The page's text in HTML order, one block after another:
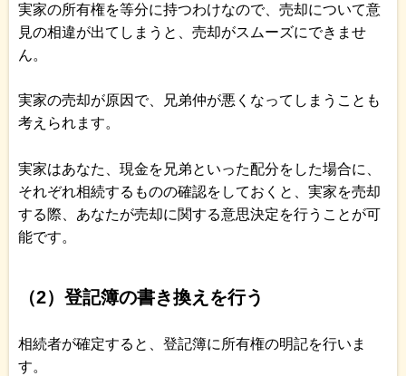
実家の所有権を等分に持つわけなので、売却について意
見の相違が出てしまうと、売却がスムーズにできませ
ん。
実家の売却が原因で、兄弟仲が悪くなってしまうことも
考えられます。
実家はあなた、現金を兄弟といった配分をした場合に、
それぞれ相続するものの確認をしておくと、実家を売却
する際、あなたが売却に関する意思決定を行うことが可
能です。
（2）登記簿の書き換えを行う
相続者が確定すると、登記簿に所有権の明記を行いま
す。